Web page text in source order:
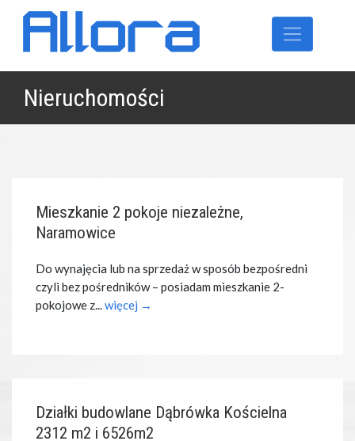
Nieruchomości
Mieszkanie 2 pokoje niezależne,
Naramowice
Do wynajęcia lub na sprzedaż w sposób bezpośredni
czyli bez pośredników – posiadam mieszkanie 2-
pokojowe z... więcej →
Działki budowlane Dąbrówka Kościelna
2312 m2 i 6526m2